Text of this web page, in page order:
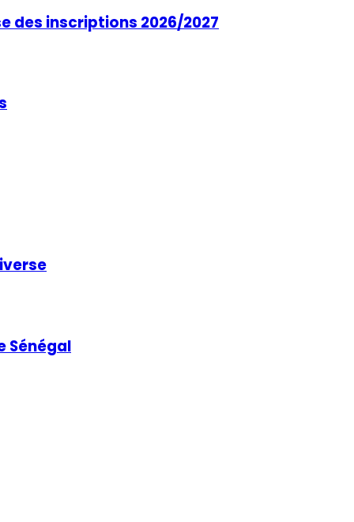
des inscriptions 2026/2027
Sénégal